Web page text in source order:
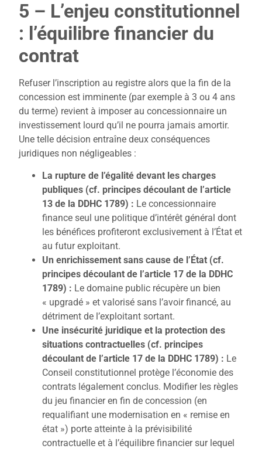
5 – L’enjeu constitutionnel
: l’équilibre financier du
contrat
Refuser l’inscription au registre alors que la fin de la
concession est imminente (par exemple à 3 ou 4 ans
du terme) revient à imposer au concessionnaire un
investissement lourd qu’il ne pourra jamais amortir.
Une telle décision entraîne deux conséquences
juridiques non négligeables :
La rupture de l’égalité devant les charges
publiques (cf. principes découlant de l’article
13 de la DDHC 1789) : Le concessionnaire
finance seul une politique d’intérêt général dont
les bénéfices profiteront exclusivement à l’État et
au futur exploitant.
Un enrichissement sans cause de l’État (cf.
principes découlant de l’article 17 de la DDHC
1789) : Le domaine public récupère un bien
« upgradé » et valorisé sans l’avoir financé, au
détriment de l’exploitant sortant.
Une insécurité juridique et la protection des
situations contractuelles (cf. principes
découlant de l’article 17 de la DDHC 1789) : Le
Conseil constitutionnel protège l’économie des
contrats légalement conclus. Modifier les règles
du jeu financier en fin de concession (en
requalifiant une modernisation en « remise en
état ») porte atteinte à la prévisibilité
contractuelle et à l’équilibre financier sur lequel